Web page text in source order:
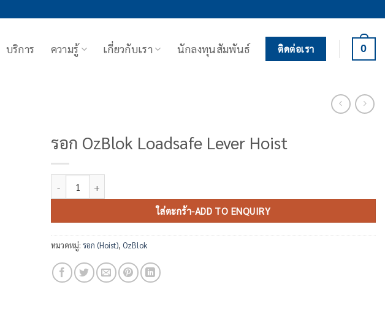
บริการ ความรู้ เกี่ยวกับเรา นักลงทุนสัมพันธ์ ติดต่อเรา 0
รอก OzBlok Loadsafe Lever Hoist
ใส่ตะกร้า-ADD TO ENQUIRY
หมวดหมู่: รอก (Hoist), OzBlok